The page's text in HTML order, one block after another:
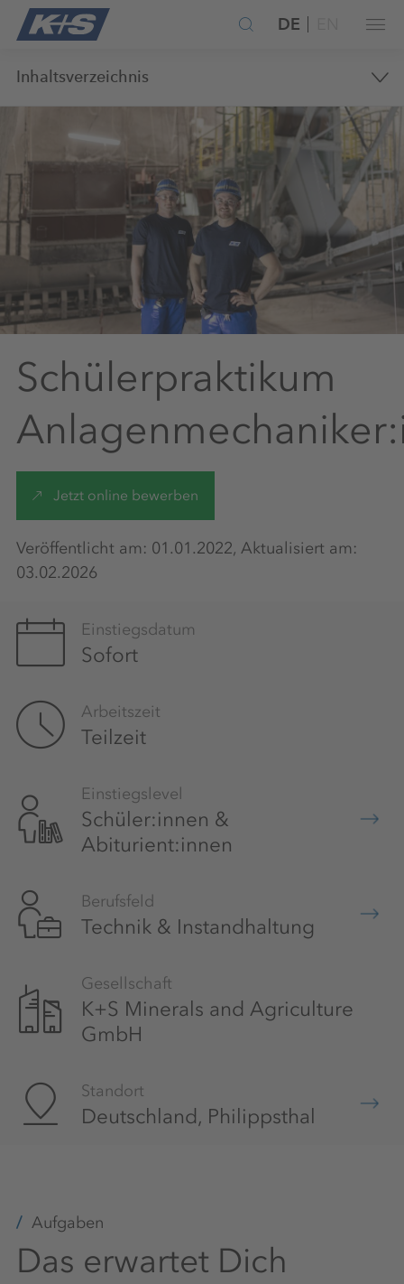
DE
Schülerpraktikum
Jetzt online bewerben
Veröffentlicht am: 01.01.2022, Aktualisiert am:
03.02.2026
Inhaltsverzeichnis
Einstiegsdatum
Sofort
Arbeitszeit
Teilzeit
Einstiegslevel
Schüler:innen &
Abiturient:innen
Berufsfeld
Technik & Instandhaltung
Gesellschaft
K+S Minerals and Agriculture
GmbH
Standort
Deutschland, Philippsthal
Aufgaben
Das erwartet Dich